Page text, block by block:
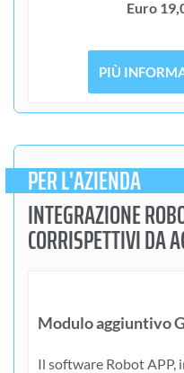
Euro
PIÙ
PER L'AZIENDA
INTEGRAZIONE
CORRISPETTIVI DA
Modulo aggiuntivo
Il software Robot APP,